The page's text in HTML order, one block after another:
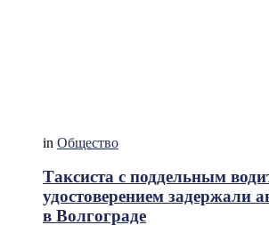
in Общество
Таксиста с поддельным
удостоверением задержали
в Волгограде